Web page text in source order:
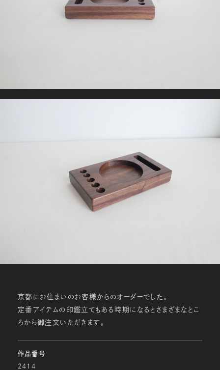
京都にお住まいのお客様からのオーダーでした。
定番アイテムの印鑑立てもある時期になるとさまざまなとこ
ろから御注文いただきます。
作品番号
2414